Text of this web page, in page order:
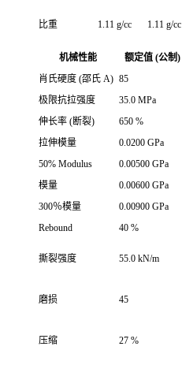
比重 1.11 g/cc 1.11 g/cc
机械性能 额定值 (公制)
肖氏硬度 (邵氏 A) 85
极限抗拉强度
35.0 MPa
伸长率 (断裂)
650 %
拉伸模量
0.0200 GPa
50% Modulus
0.00500 GPa
模量
0.00600 GPa
300％模量
0.00900 GPa
Rebound
40 %
撕裂强度 55.0 kN/m
磨损 45
压缩 27 %